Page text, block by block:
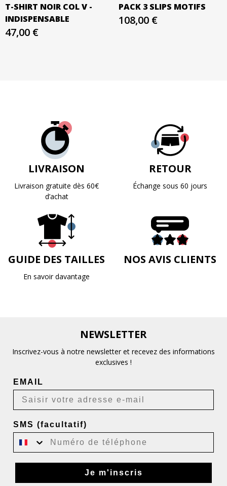
T-SHIRT NOIR COL V -
INDISPENSABLE
47,00 €
PACK 3 SLIPS MOTIFS
108,00 €
LIVRAISON
Livraison gratuite dès 60€
d’achat
RETOUR
Échange sous 60 jours
GUIDE DES TAILLES
En savoir davantage
NOS AVIS CLIENTS
NEWSLETTER
Inscrivez-vous à notre newsletter et recevez des informations
exclusives !
EMAIL
SMS (facultatif)
Je m'inscris